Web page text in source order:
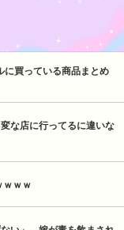
に買っている商品まとめ
な店に行ってるに違いな
ｗｗ